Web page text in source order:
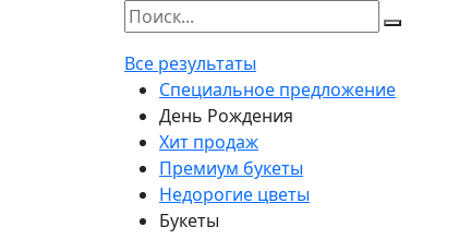
Все результаты
Специальное предложение
День Рождения
Хит продаж
Премиум букеты
Недорогие цветы
Букеты